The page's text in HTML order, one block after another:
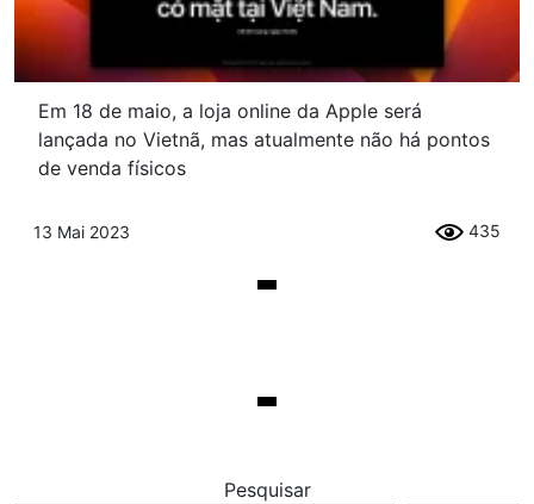
Em 18 de maio, a loja online da Apple será
lançada no Vietnã, mas atualmente não há pontos
de venda físicos
13 Mai 2023 435
Pesquisar